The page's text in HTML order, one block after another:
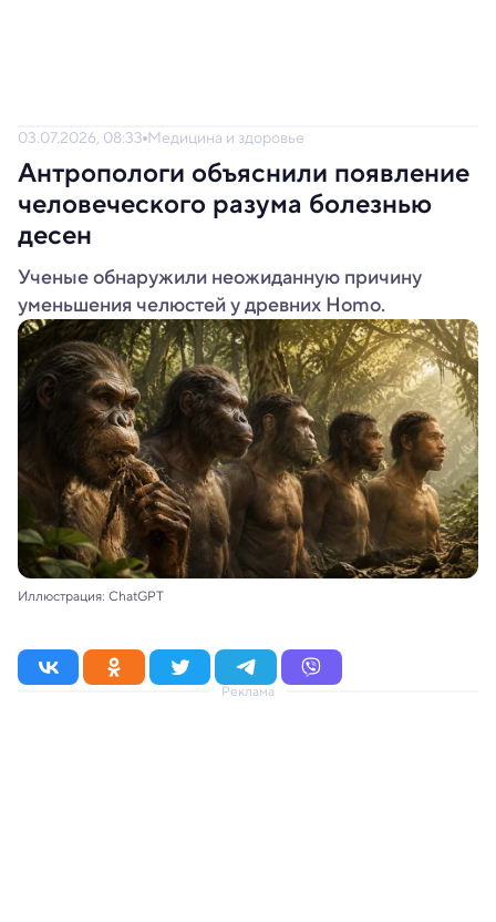
03.07.2026, 08:33 Медицина и здоровье
Антропологи объяснили появление
человеческого разума болезнью
десен
Ученые обнаружили неожиданную причину
уменьшения челюстей у древних Homo.
Иллюстрация: ChatGPT
Реклама